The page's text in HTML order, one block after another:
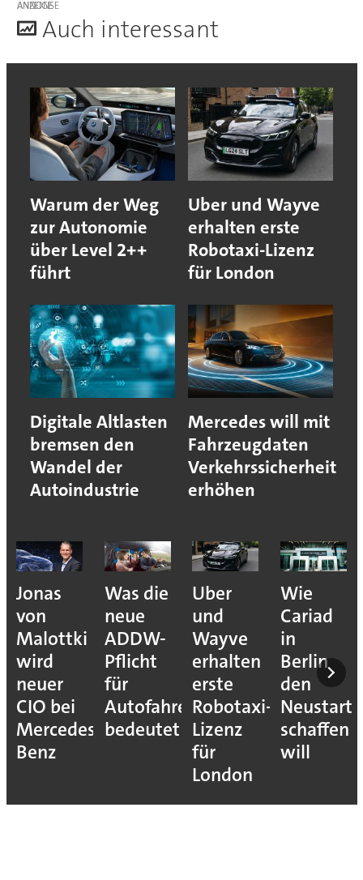
ANZEIGE
Auch interessant
Warum der Weg
zur Autonomie
über Level 2++
führt
Uber und Wayve
erhalten erste
Robotaxi-Lizenz
für London
Digitale Altlasten
bremsen den
Wandel der
Autoindustrie
Mercedes will mit
Fahrzeugdaten
Verkehrssicherheit
erhöhen
Jonas
von
Malottki
wird
neuer
CIO bei
Mercedes-
Benz
Was die
neue
ADDW-
Pflicht
für
Autofahrer
bedeutet
Uber
und
Wayve
erhalten
erste
Robotaxi-
Lizenz
für
London
Wie
Cariad
in
Berlin
den
Neustart
schaffen
will